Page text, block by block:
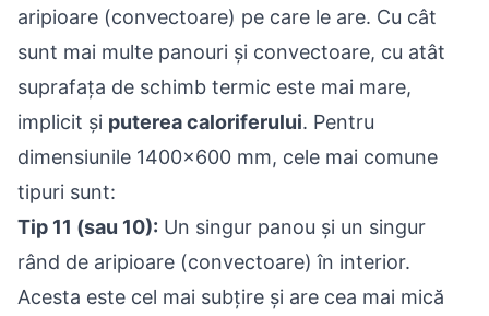
aripioare (convectoare) pe care le are. Cu cât
sunt mai multe panouri și convectoare, cu atât
suprafața de schimb termic este mai mare,
implicit și puterea caloriferului. Pentru
dimensiunile 1400x600 mm, cele mai comune
tipuri sunt:
Tip 11 (sau 10): Un singur panou și un singur
rând de aripioare (convectoare) în interior.
Acesta este cel mai subțire și are cea mai mică